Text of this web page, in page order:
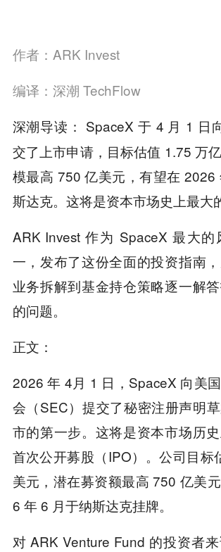
作者：ARK Invest
编译：深潮 TechFlow
深潮导读： SpaceX 于 4 月 1 日
交了上市申请，目标估值 1.75 万
模最高 750 亿美元，有望在 2026
斯达克。这将是资本市场史上最大
ARK Invest 作为 SpaceX 最大
一，发布了这份全面的投资指南，
业务拆解到基金持仓策略逐一解
的问题。
正文：
2026 年 4月 1 日，SpaceX 向美
会（SEC）提交了秘密注册声明
市的第一步。这将是资本市场历
首次公开募股（IPO）。公司目标
美元，潜在募资额最高 750 亿美
6 年 6 月于纳斯达克挂牌。
对 ARK Venture Fund 的投资者